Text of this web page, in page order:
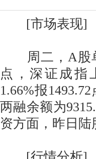
[市场表现]
周二，A股单
点，深证成指
1.66%报
两融余额为
资方面，昨日陆